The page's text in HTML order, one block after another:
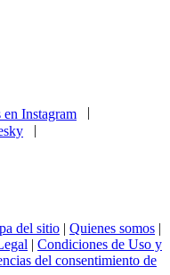
|
|
del sitio | Quienes somos |
| Condiciones de Uso y
del consentimiento de